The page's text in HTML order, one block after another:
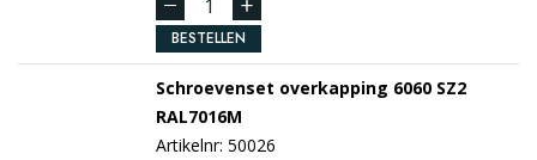
BESTELLEN
Schroevenset overkapping 6060 SZ2
RAL7016M
Artikelnr: 50026